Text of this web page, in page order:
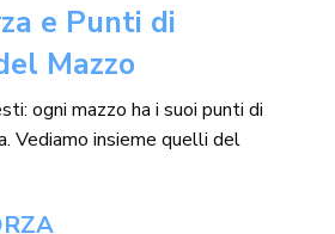
e Punti di
Mazzo
ogni mazzo ha i suoi punti di
Vediamo insieme quelli del